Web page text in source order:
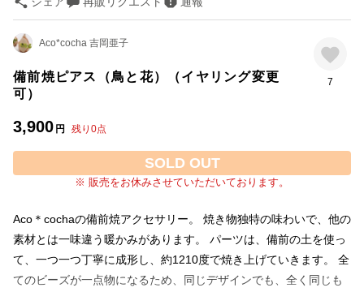
Aco*cocha 吉岡亜子
備前焼ピアス（鳥と花）（イヤリング変更
可）
3,900 円 残り 0点
7
SOLD OUT
※ 販売をお休みさせていただいております。
Aco＊cochaの備前焼アクセサリー。 焼き物独特の味わいで、他の
素材とは一味違う暖かみがあります。 パーツは、備前の土を使っ
て、一つ一つ丁寧に成形し、約1210度で焼き上げていきます。 全
てのビーズが一点物になるため、同じデザインでも、全く同じも